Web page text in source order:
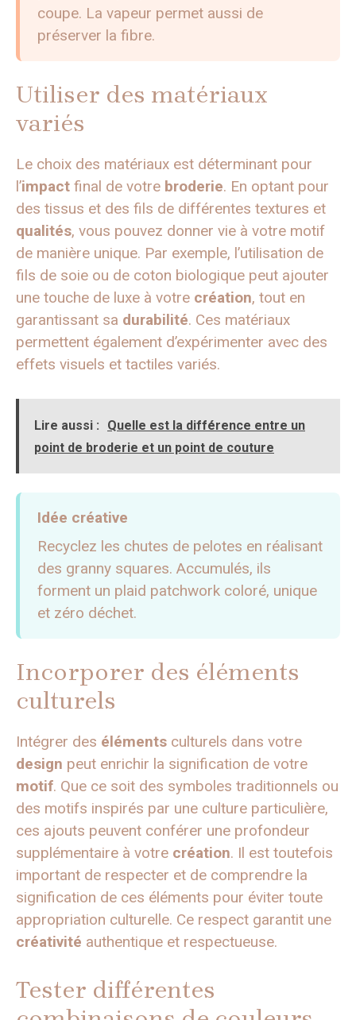
coupe. La vapeur permet aussi de
préserver la fibre.
Utiliser des matériaux
variés
Le choix des matériaux est déterminant pour
l’impact final de votre broderie. En optant pour
des tissus et des fils de différentes textures et
qualités, vous pouvez donner vie à votre motif
de manière unique. Par exemple, l’utilisation de
fils de soie ou de coton biologique peut ajouter
une touche de luxe à votre création, tout en
garantissant sa durabilité. Ces matériaux
permettent également d’expérimenter avec des
effets visuels et tactiles variés.
Lire aussi :
Quelle est la différence entre un
point de broderie et un point de couture
Idée créative
Recyclez les chutes de pelotes en réalisant
des granny squares. Accumulés, ils
forment un plaid patchwork coloré, unique
et zéro déchet.
Incorporer des éléments
culturels
Intégrer des éléments culturels dans votre
design peut enrichir la signification de votre
motif. Que ce soit des symboles traditionnels ou
des motifs inspirés par une culture particulière,
ces ajouts peuvent conférer une profondeur
supplémentaire à votre création. Il est toutefois
important de respecter et de comprendre la
signification de ces éléments pour éviter toute
appropriation culturelle. Ce respect garantit une
créativité authentique et respectueuse.
Tester différentes